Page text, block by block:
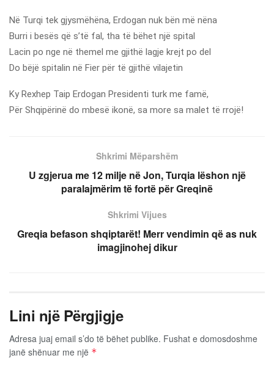
Në Turqi tek gjysmëhëna, Erdogan nuk bën më nëna
Burri i besës që s’të fal, tha të bëhet një spital
Lacin po nge në themel me gjithë lagje krejt po del
Do bëjë spitalin në Fier për të gjithë vilajetin
Ky Rexhep Taip Erdogan Presidenti turk me famë,
Për Shqipërinë do mbesë ikonë, sa more sa malet të rrojë!
Shkrimi Mëparshëm
U zgjerua me 12 milje në Jon, Turqia lëshon një
paralajmërim të fortë për Greqinë
Shkrimi Vijues
Greqia befason shqiptarët! Merr vendimin që as nuk
imagjinohej dikur
Lini një Përgjigje
Adresa juaj email s’do të bëhet publike. Fushat e domosdoshme
janë shënuar me një *